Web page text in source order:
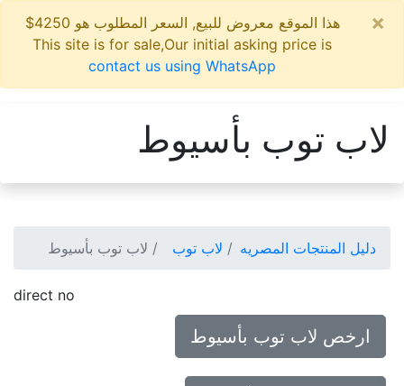
هذا الموقع معروض للبيع, السعر المطلوب هو 4250$
This site is for sale,Our initial asking price is
contact us using WhatsApp
لاب توب بأسيوط
دليل المنتجات المصريه لاب توب لاب توب بأسيوط
direct no
ارخص لاب توب بأسيوط